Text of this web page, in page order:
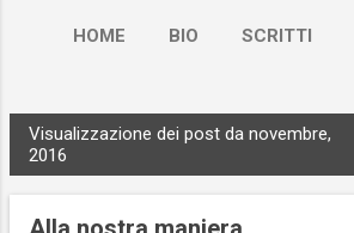
HOME BIO SCRITTI
RUOCCO.LIVE
o
Visualizzazione dei post da novembre,
2016